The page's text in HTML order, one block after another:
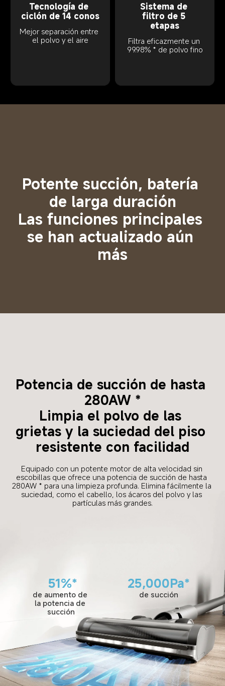
Tecnología de
ciclón de 14 conos
Mejor separación entre
el polvo y el aire
Sistema de
filtro de 5
etapas
Filtra eficazmente un
99.98% * de polvo fino
Potente succión, batería
de larga duración
Las funciones principales
se han actualizado aún
más
Potencia de succión de hasta
280AW *
Limpia el polvo de las
grietas y la suciedad del piso
resistente con facilidad
Equipado con un potente motor de alta velocidad sin
escobillas que ofrece una potencia de succión de hasta
280AW * para una limpieza profunda. Elimina fácilmente la
suciedad, como el cabello, los ácaros del polvo y las
partículas más grandes.
51%*
de aumento de
la potencia de
succión
25,000Pa*
de succión